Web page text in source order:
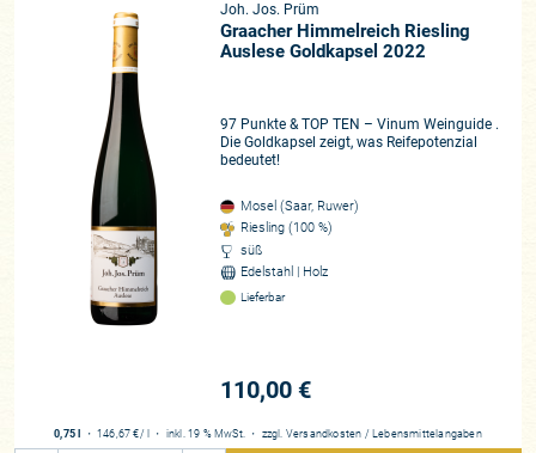
Joh. Jos. Prüm
Graacher Himmelreich Riesling
Auslese Goldkapsel 2022
97 Punkte & TOP TEN – Vinum Weinguide .
Die Goldkapsel zeigt, was Reifepotenzial
bedeutet!
Mosel (Saar, Ruwer)
Riesling (100 %)
süß
Edelstahl | Holz
Lieferbar
110,00 €
0,75 l ・ 146,67 € / l ・ inkl. 19 % MwSt. ・ zzgl. Versandkosten / Lebensmittelangaben